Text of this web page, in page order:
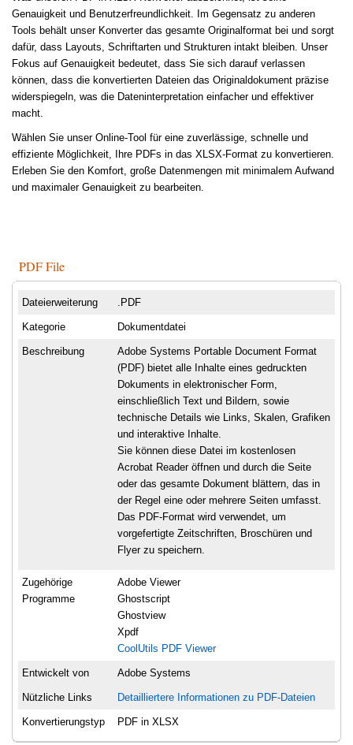
Genauigkeit und Benutzerfreundlichkeit. Im Gegensatz zu anderen
Tools behält unser Konverter das gesamte Originalformat bei und sorgt
dafür, dass Layouts, Schriftarten und Strukturen intakt bleiben. Unser
Fokus auf Genauigkeit bedeutet, dass Sie sich darauf verlassen
können, dass die konvertierten Dateien das Originaldokument präzise
widerspiegeln, was die Dateninterpretation einfacher und effektiver
macht.
Wählen Sie unser Online-Tool für eine zuverlässige, schnelle und
effiziente Möglichkeit, Ihre PDFs in das XLSX-Format zu konvertieren.
Erleben Sie den Komfort, große Datenmengen mit minimalem Aufwand
und maximaler Genauigkeit zu bearbeiten.
PDF File
Dateierweiterung .PDF
Kategorie Dokumentdatei
Beschreibung
Adobe Systems Portable Document Format
(PDF) bietet alle Inhalte eines gedruckten
Dokuments in elektronischer Form,
einschließlich Text und Bildern, sowie
technische Details wie Links, Skalen, Grafiken
und interaktive Inhalte.
Sie können diese Datei im kostenlosen
Acrobat Reader öffnen und durch die Seite
oder das gesamte Dokument blättern, das in
der Regel eine oder mehrere Seiten umfasst.
Das PDF-Format wird verwendet, um
vorgefertigte Zeitschriften, Broschüren und
Flyer zu speichern.
Zugehörige
Programme
Adobe Viewer
Ghostscript
Ghostview
Xpdf
CoolUtils PDF Viewer
Entwickelt von Adobe Systems
Nützliche Links Detailliertere Informationen zu PDF-Dateien
Konvertierungstyp PDF in XLSX